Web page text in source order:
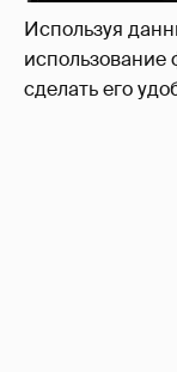
Используя
сделать его